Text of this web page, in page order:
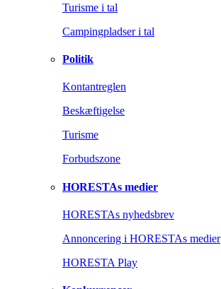
Turisme i tal
Campingpladser i tal
Politik
Kontantreglen
Beskæftigelse
Turisme
Forbudszone
HORESTAs medier
HORESTAs nyhedsbrev
Annoncering i HORESTAs medier
HORESTA Play